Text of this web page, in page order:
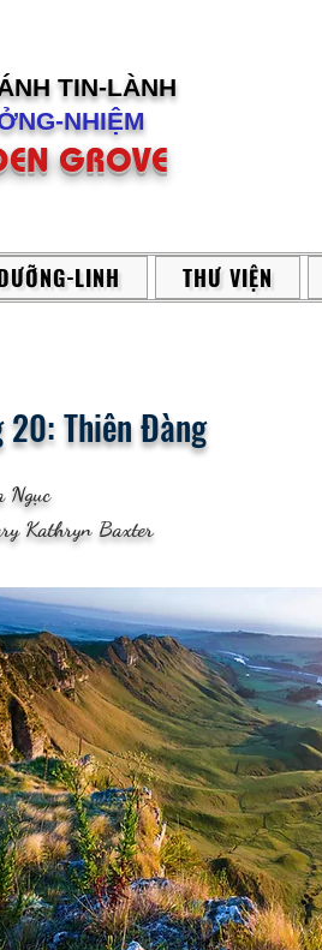
TIN-LÀNH
NHIỆM
GROVE
LINH THƯ VIỆN
20: Thiên Đàng
Ngục
Kathryn Baxter